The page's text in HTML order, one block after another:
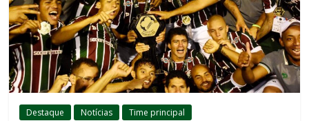
Destaque Notícias Time principal